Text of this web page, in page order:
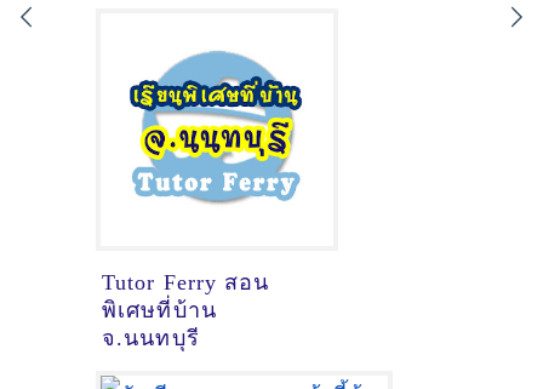
Tutor Ferry สอน
พิเศษที่บ้าน
จ.นนทบุรี